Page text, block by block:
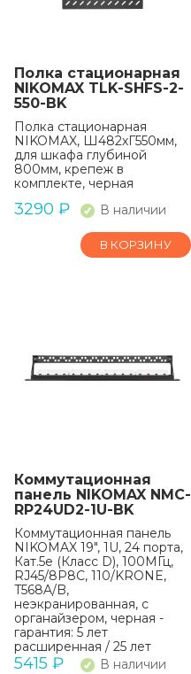
Полка стационарная
NIKOMAX TLK-SHFS-2-
550-BK
Полка стационарная
NIKOMAX, Ш482хГ550мм,
для шкафа глубиной
800мм, крепеж в
комплекте, черная
3290 ₽ В наличии
В КОРЗИНУ
Коммутационная
панель NIKOMAX NMC-
RP24UD2-1U-BK
Коммутационная панель
NIKOMAX 19", 1U, 24 порта,
Кат.5e (Класс D), 100МГц,
RJ45/8P8C, 110/KRONE,
T568A/B,
неэкранированная, с
органайзером, черная -
гарантия: 5 лет
расширенная / 25 лет
системная
5415 ₽ В наличии